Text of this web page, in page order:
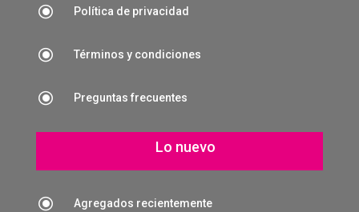
\ Política de privacidad
\ Términos y condiciones
\ Preguntas frecuentes
Lo nuevo
\ Agregados recientemente